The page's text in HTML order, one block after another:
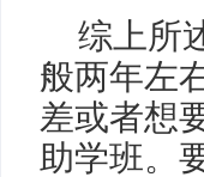
综上所
般两年左
差或者想
助学班。